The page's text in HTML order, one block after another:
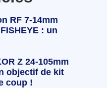
RF 7-14mm
: un
Z 24-105mm
objectif de kit
coup !